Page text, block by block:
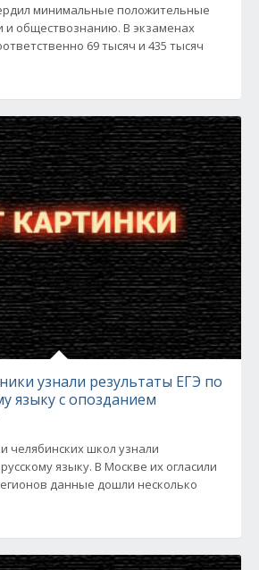
минимальные положительные
и обществознанию. В экзаменах
69 тысяч и 435 тысяч
узнали результаты ЕГЭ по
языку с опозданием
челябинских школ узнали
языку. В Москве их огласили
данные дошли несколько